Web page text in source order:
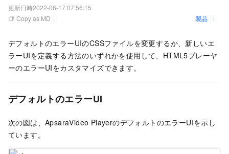
更新日時2022-06-17 07:56:15
Copy as MD
製品
デフォルトのエラーUIのCSSファイルを変更するか、新しいエ
ラーUIを定義する方法のいずれかを使用して、HTML5プレーヤ
ーのエラーUIをカスタマイズできます。
デフォルトのエラーUI
次の図は、ApsaraVideo PlayerのデフォルトのエラーUIを示し
ています。